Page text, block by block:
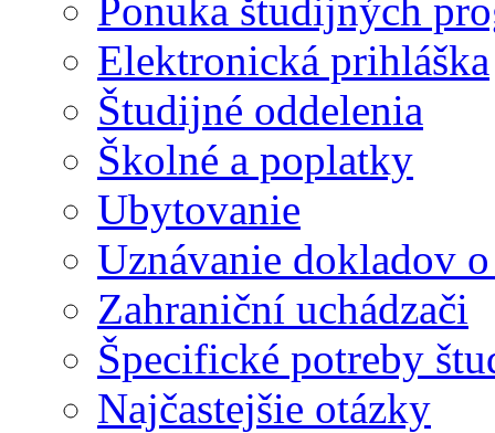
Ponuka študijných
Elektronická prihláška
Študijné oddelenia
Školné a poplatky
Ubytovanie
Uznávanie dokladov
Zahraniční uchádzači
Špecifické potreby
Najčastejšie otázky